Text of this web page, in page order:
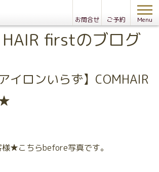
お問合せ ご予約 Menu
HAIR firstのブログ
イロンいらず】COMHAIR
★こちらbefore写真です。